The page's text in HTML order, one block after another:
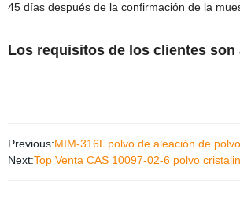
45 días después de la confirmación de la
Los requisitos de los clientes son
Previous:MIM-316L polvo de aleación de
Next:Top Venta CAS 10097-02-6 polvo